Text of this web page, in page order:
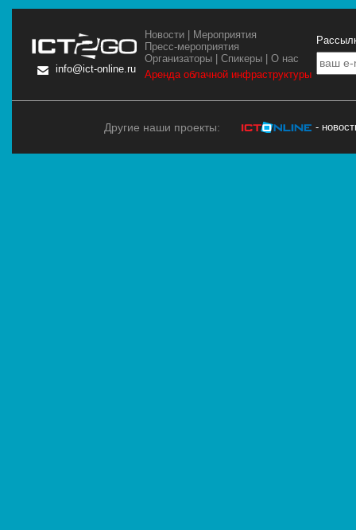
info@ict-online.ru
Новости | Мероприятия
Пресс-мероприятия
Организаторы |Спикеры |О нас
Аренда облачной инфраструктуры
Другие наши проекты: -